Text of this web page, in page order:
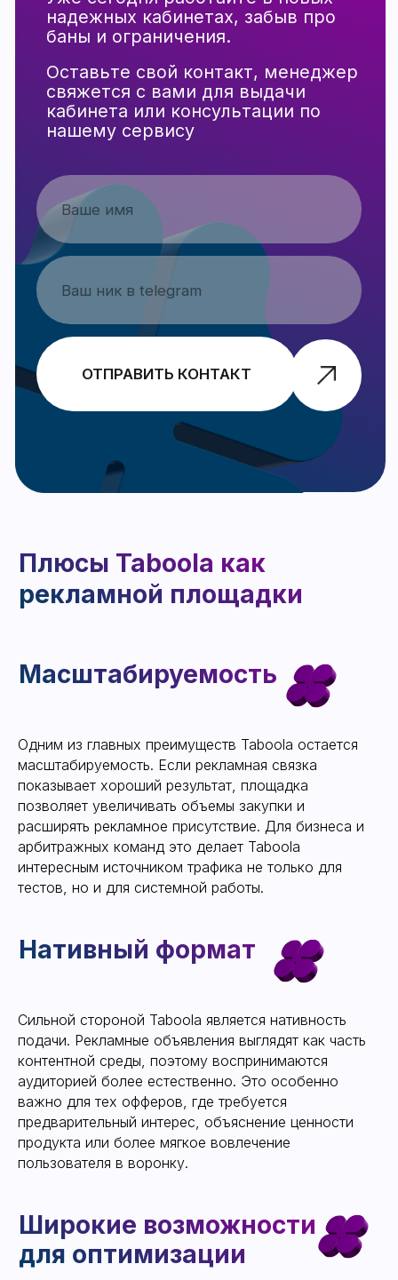
Одним из главных преимуществ Taboola остается
масштабируемость. Если рекламная связка
показывает хороший результат, площадка
позволяет увеличивать объемы закупки и
расширять рекламное присутствие. Для бизнеса и
арбитражных команд это делает Taboola
интересным источником трафика не только для
тестов, но и для системной работы.
Сильной стороной Taboola является нативность
подачи. Рекламные объявления выглядят как часть
контентной среды, поэтому воспринимаются
аудиторией более естественно. Это особенно
важно для тех офферов, где требуется
предварительный интерес, объяснение ценности
продукта или более мягкое вовлечение
пользователя в воронку.
чтобы быть в курсе свежих
обновлений
ПОДПИСАТЬСЯ
Минусы Taboola, которые
важно учитывать
Высокие требования к
качеству рекламы
аналитике
стабильности аккаунта
Почему стабильность
особенно важна при
работе с Taboola